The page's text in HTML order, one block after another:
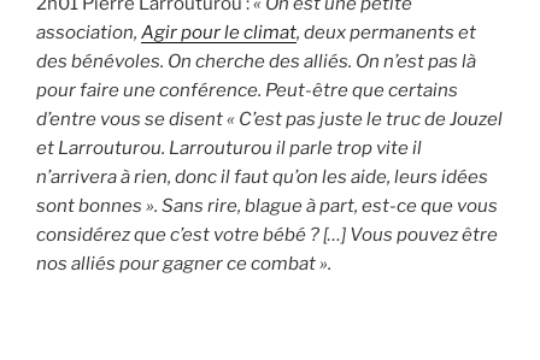
association, Agir pour le climat, deux permanents et
des bénévoles. On cherche des alliés. On n’est pas là
pour faire une conférence. Peut-être que certains
d’entre vous se disent « C’est pas juste le truc de Jouzel
et Larrouturou. Larrouturou il parle trop vite il
n’arrivera à rien, donc il faut qu’on les aide, leurs idées
sont bonnes ». Sans rire, blague à part, est-ce que vous
considérez que c’est votre bébé ? […] Vous pouvez être
nos alliés pour gagner ce combat ».